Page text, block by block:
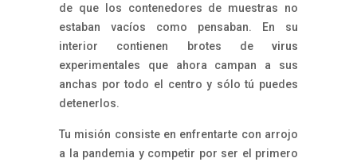
de que los contenedores de muestras no
estaban vacíos como pensaban. En su
interior contienen brotes de virus
experimentales que ahora campan a sus
anchas por todo el centro y sólo tú puedes
detenerlos.
Tu misión consiste en enfrentarte con arrojo
a la pandemia y competir por ser el primero